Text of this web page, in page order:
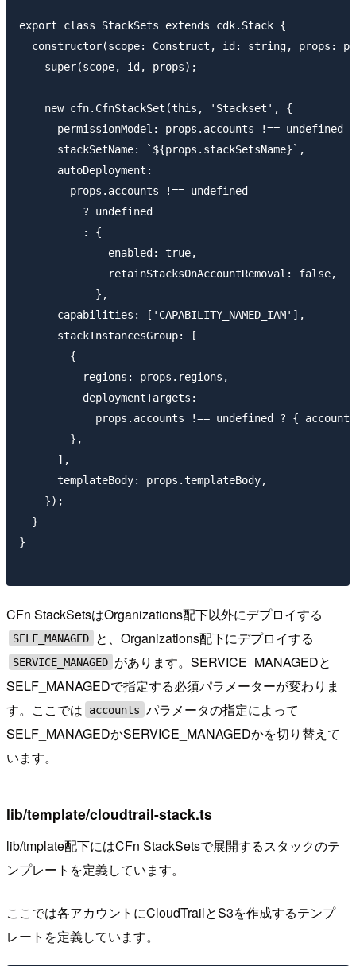
export class StackSets extends cdk.Stack {
constructor(scope: Construct, id: string, props:
    super(scope, id, props);
    new cfn.CfnStackSet(this, 'Stackset', {
permissionModel: props.accounts !== undefined
      stackSetName: `${props.stackSetsName}`,
      autoDeployment:
        props.accounts !== undefined
          ? undefined
          : {
              enabled: true,
              retainStacksOnAccountRemoval: false,
            },
      capabilities: ['CAPABILITY_NAMED_IAM'],
      stackInstancesGroup: [
        {
          regions: props.regions,
          deploymentTargets:
props.accounts !== undefined ? {
        },
      ],
      templateBody: props.templateBody,
    });
  }
}
CFn StackSetsはOrganizations配下以外にデプロイする
SELF_MANAGED と、Organizations配下にデプロイする
SERVICE_MANAGED があります。SERVICE_MANAGEDと
SELF_MANAGEDで指定する必須パラメーターが変わりま
す。ここでは
accounts パラメータの指定によって
SELF_MANAGEDかSERVICE_MANAGEDかを切り替えて
います。
lib/template/cloudtrail-stack.ts
lib/tmplate配下にはCFn StackSetsで展開するスタックのテ
ンプレートを定義しています。
ここでは各アカウントにCloudTrailとS3を作成するテンプ
レートを定義しています。